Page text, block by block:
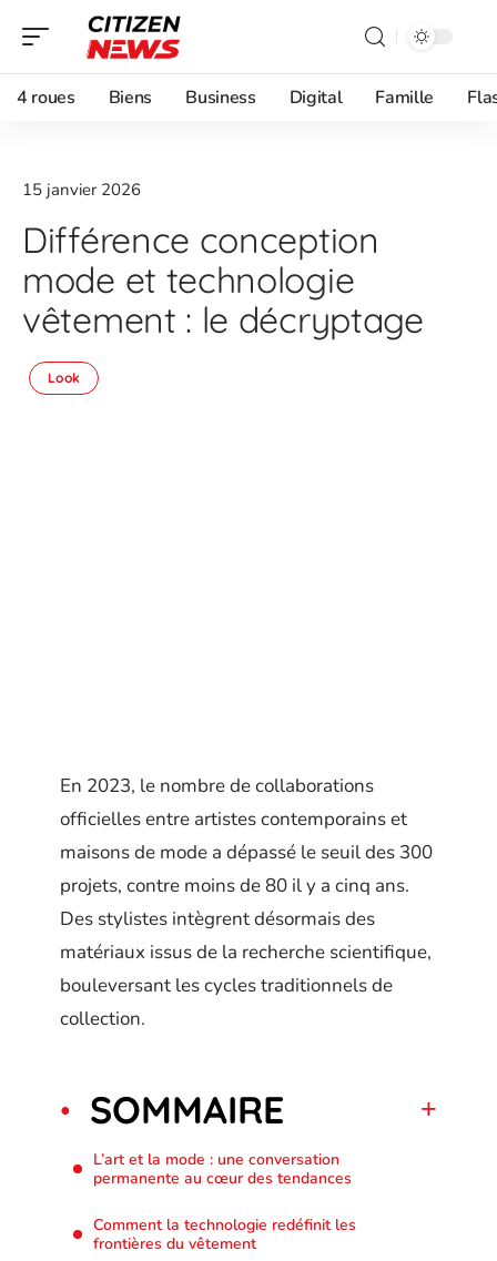
4 roues Biens Business Digital Famille
15 janvier 2026
Différence conception
mode et technologie
vêtement : le décryptage
Look
En 2023, le nombre de collaborations
officielles entre artistes contemporains et
maisons de mode a dépassé le seuil des 300
projets, contre moins de 80 il y a cinq ans.
Des stylistes intègrent désormais des
matériaux issus de la recherche scientifique,
bouleversant les cycles traditionnels de
collection.
SOMMAIRE
L’art et la mode : une conversation
permanente au cœur des tendances
Comment la technologie redéfinit les
frontières du vêtement